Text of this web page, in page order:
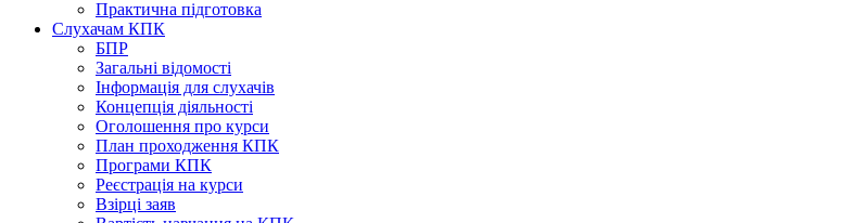
Практична підготовка
Слухачам КПК
БПР
Загальні відомості
Інформація для слухачів
Концепція діяльності
Оголошення про курси
План проходження КПК
Програми КПК
Реєстрація на курси
Взірці заяв